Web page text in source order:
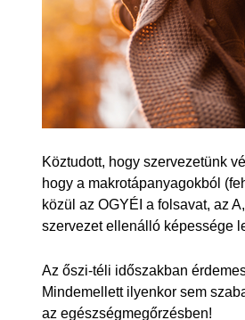
Köztudott, hogy szervezetünk
hogy a makrotápanyagokból
közül az OGYÉI a folsavat, az
szervezet ellenálló képessége
Az őszi-téli időszakban
Mindemellett ilyenkor sem
az egészségmegőrzésben!